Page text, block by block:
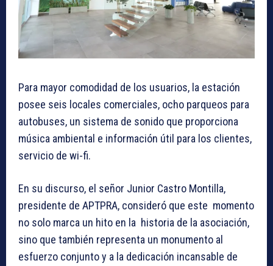
Para mayor comodidad de los usuarios, la estación
posee seis locales comerciales, ocho parqueos para
autobuses, un sistema de sonido que proporciona
música ambiental e información útil para los clientes,
servicio de wi-fi.
En su discurso, el señor Junior Castro Montilla,
presidente de APTPRA, consideró que este momento
no solo marca un hito en la historia de la asociación,
sino que también representa un monumento al
esfuerzo conjunto y a la dedicación incansable de